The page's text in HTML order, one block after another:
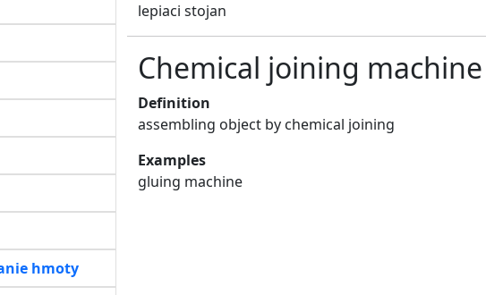
hmoty
lepiaci stojan
Chemical joining machine
Definition
assembling object by chemical joining
Examples
gluing machine